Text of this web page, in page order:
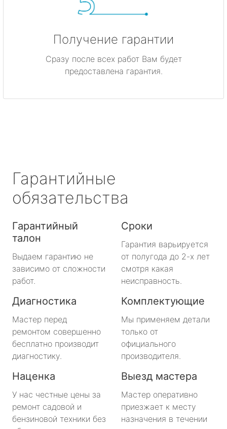
Получение гарантии
Сразу после всех работ Вам будет
предоставлена гарантия.
Гарантийные
обязательства
Гарантийный
талон
Выдаем гарантию не
зависимо от сложности
работ.
Сроки
Гарантия варьируется
от полугода до 2-х лет
смотря какая
неисправность.
Диагностика
Мастер перед
ремонтом совершенно
бесплатно производит
диагностику.
Комплектующие
Мы применяем детали
только от
официального
производителя.
Наценка
У нас честные цены за
ремонт садовой и
бензиновой техники без
Выезд мастера
Мастер оперативно
приезжает к месту
назначения в течении